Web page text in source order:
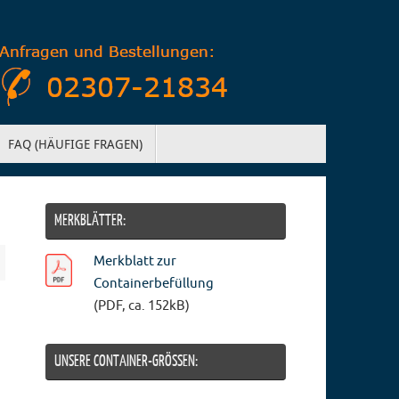
FAQ (HÄUFIGE FRAGEN)
MERKBLÄTTER:
Merkblatt zur
Containerbefüllung
(PDF, ca. 152kB)
UNSERE CONTAINER-GRÖSSEN: